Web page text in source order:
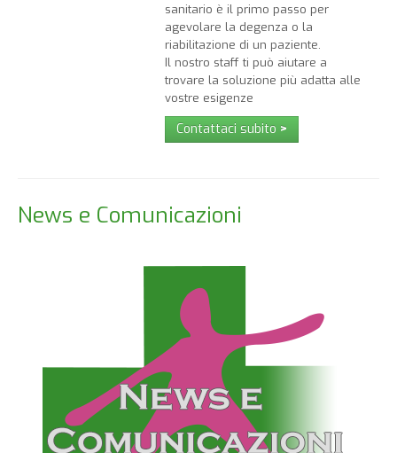
sanitario è il primo passo per
agevolare la degenza o la
riabilitazione di un paziente.
Il nostro staff ti può aiutare a
trovare la soluzione più adatta alle
vostre esigenze
Contattaci subito >
News e Comunicazioni